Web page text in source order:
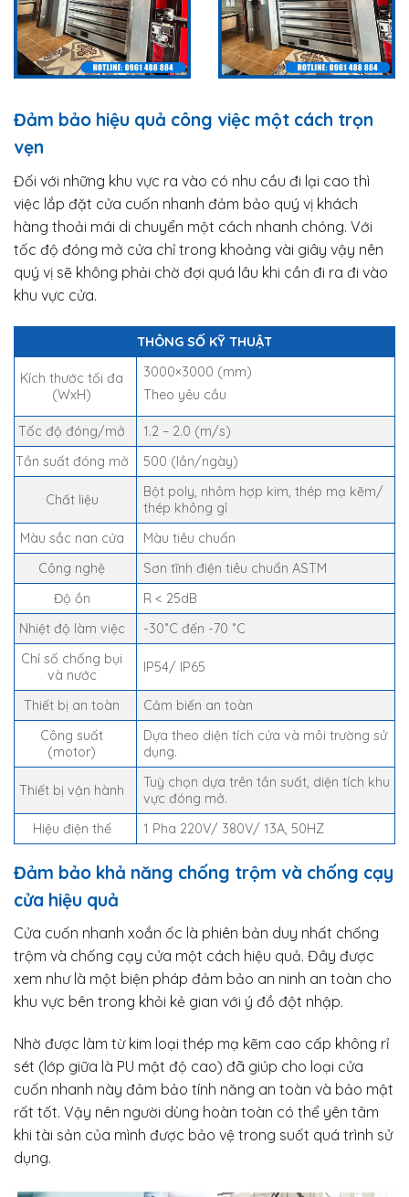
Đảm bảo hiệu quả công việc một cách trọn
vẹn
Đối với những khu vực ra vào có nhu cầu đi lại cao thì
việc lắp đặt cửa cuốn nhanh đảm bảo quý vị khách
hàng thoải mái di chuyển một cách nhanh chóng. Với
tốc độ đóng mở cửa chỉ trong khoảng vài giây vậy nên
quý vị sẽ không phải chờ đợi quá lâu khi cần đi ra đi vào
khu vực cửa.
THÔNG SỐ KỸ THUẬT
Kích thước tối đa
(WxH)
3000×3000 (mm)
Theo yêu cầu
Tốc độ đóng/mở
1.2 – 2.0 (m/s)
Tần suất đóng mở
500 (lần/ngày)
Chất liệu
Bột poly, nhôm hợp kim, thép mạ kẽm/
thép không gỉ
Màu sắc nan cửa
Màu tiêu chuẩn
Công nghệ
Sơn tĩnh điện tiêu chuẩn ASTM
Độ ồn
R < 25dB
Nhiệt độ làm việc
-30˚C đến -70 ˚C
Chỉ số chống bụi
và nước
IP54/ IP65
Thiết bị an toàn
Cảm biến an toàn
Công suất
(motor)
Dựa theo diện tích cửa và môi trường sử
dụng.
Thiết bị vận hành
Tuỳ chọn dựa trên tần suất, diện tích khu
vực đóng mở.
Hiệu điện thế
1 Pha 220V/ 380V/ 13A, 50HZ
Đảm bảo khả năng chống trộm và chống cạy
cửa hiệu quả
Cửa cuốn nhanh xoắn ốc là phiên bản duy nhất chống
trộm và chống cạy cửa một cách hiệu quả. Đây được
xem như là một biện pháp đảm bảo an ninh an toàn cho
khu vực bên trong khỏi kẻ gian với ý đồ đột nhập.
Nhờ được làm từ kim loại thép mạ kẽm cao cấp không rỉ
sét (lớp giữa là PU mật độ cao) đã giúp cho loại cửa
cuốn nhanh này đảm bảo tính năng an toàn và bảo mật
rất tốt. Vậy nên người dùng hoàn toàn có thể yên tâm
khi tài sản của mình được bảo vệ trong suốt quá trình sử
dụng.